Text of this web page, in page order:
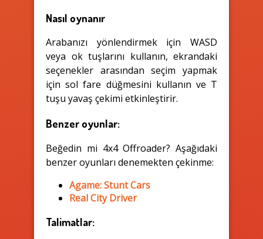
Nasıl oynanır
Arabanızı yönlendirmek için WASD
veya ok tuşlarını kullanın, ekrandaki
seçenekler arasından seçim yapmak
için sol fare düğmesini kullanın ve T
tuşu yavaş çekimi etkinleştirir.
Benzer oyunlar:
Beğedin mi 4x4 Offroader? Aşağıdaki
benzer oyunları denemekten çekinme:
Agame: Stunt Cars
Real City Driver
Talimatlar: